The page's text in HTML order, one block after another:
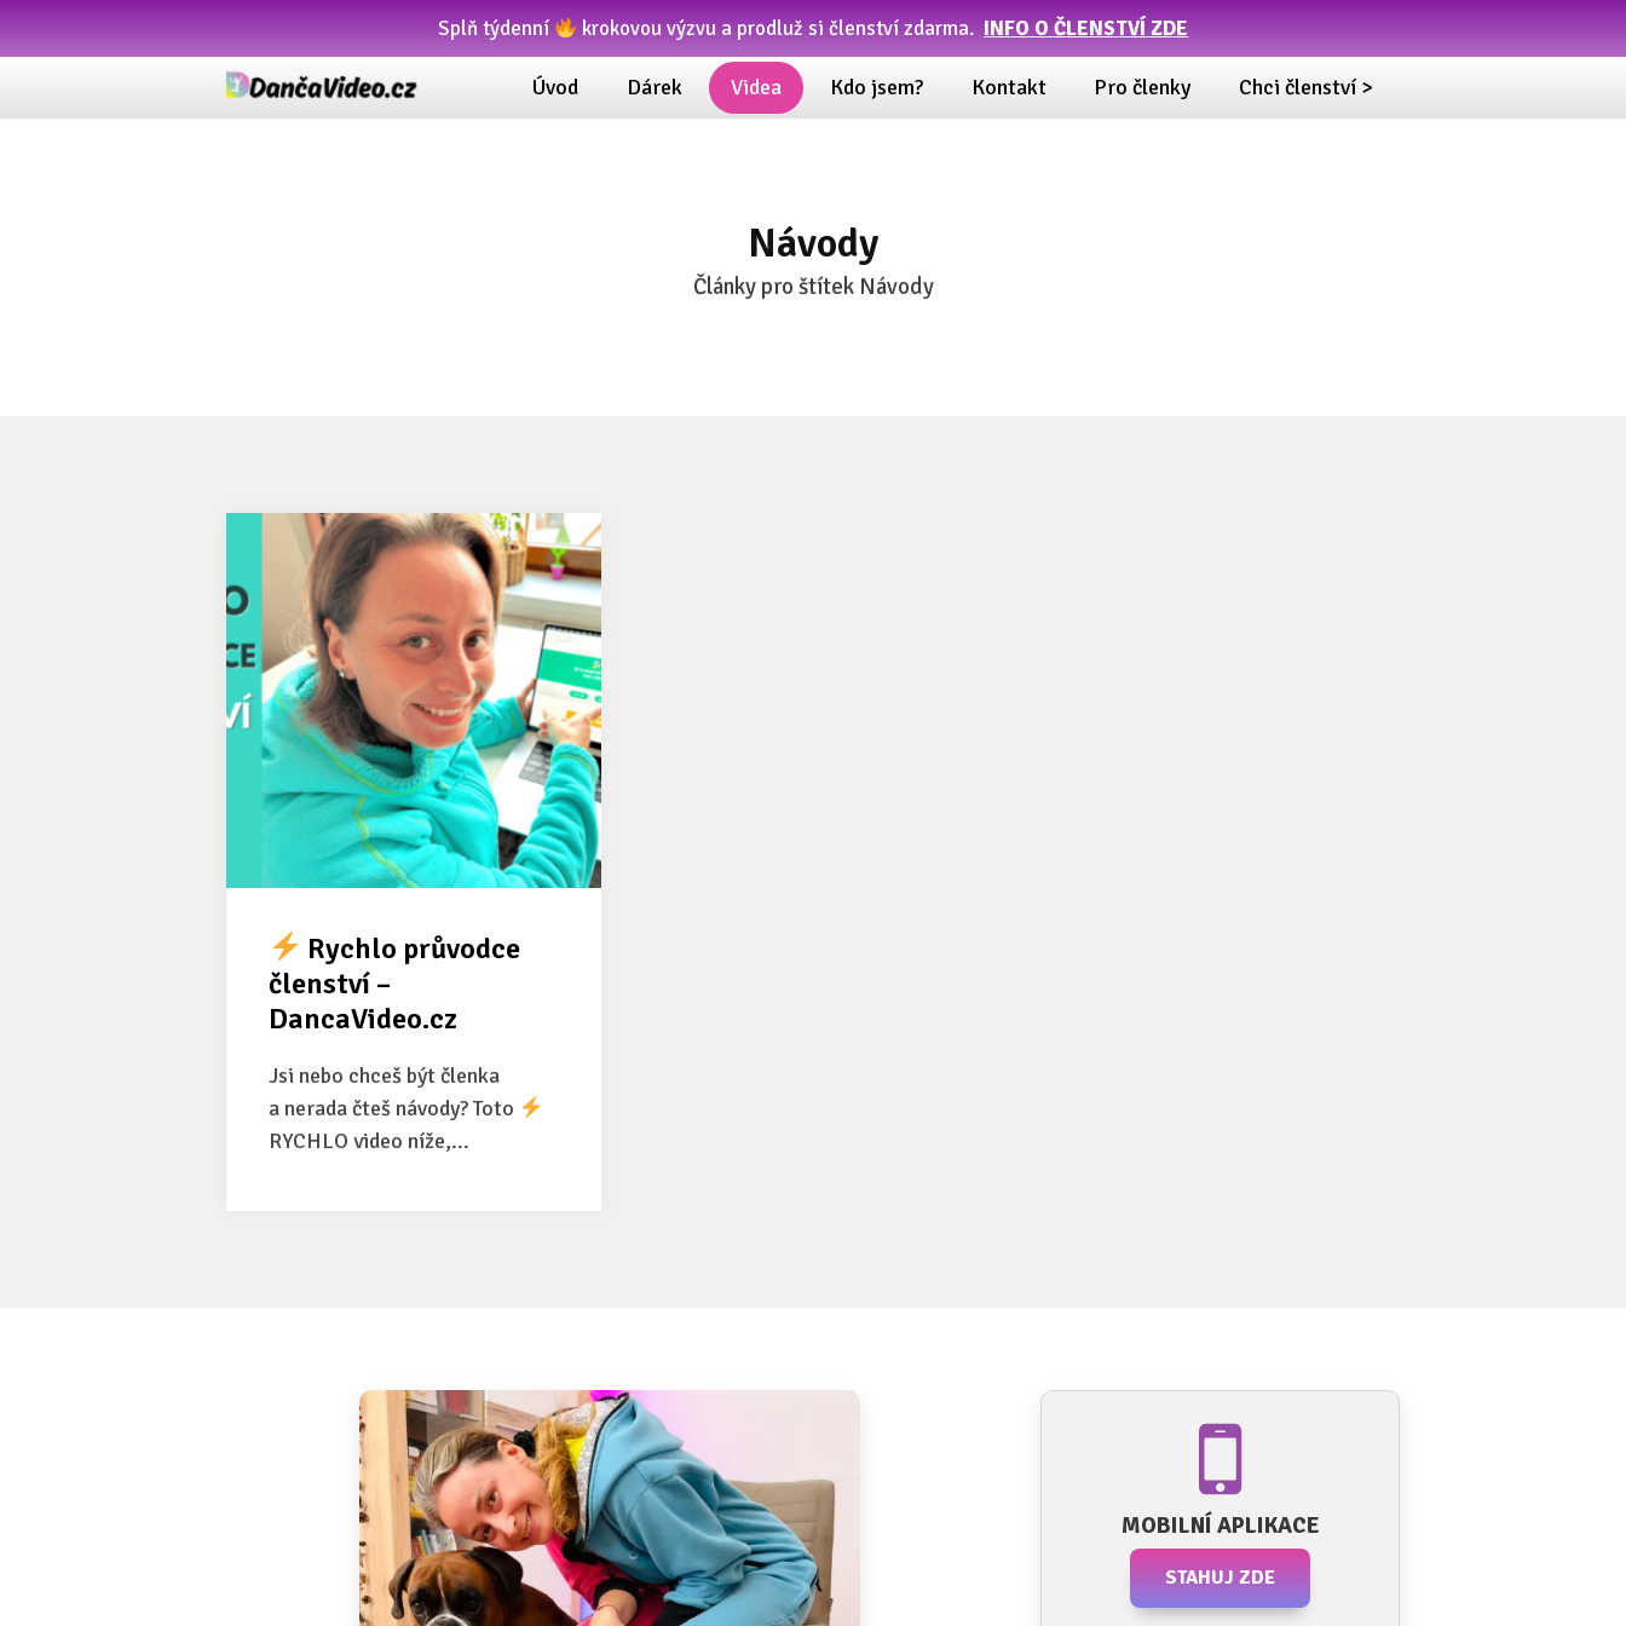
Splň týdenní krokovou výzvu a prodluž si členství zdarma. INFO O ČLENSTVÍ ZDE
Úvod Dárek Videa Kdo jsem? Kontakt Pro členky Chci členství >
Návody
Články pro štítek Návody
Rychlo průvodce
členství –
DancaVideo.cz
Jsi nebo chceš být členka
a nerada čteš návody? Toto
RYCHLO video níže,...
MOBILNÍ APLIKACE
STAHUJ ZDE